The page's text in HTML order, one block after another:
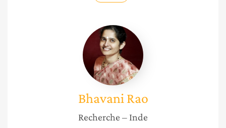
Bhavani
Rao
Bhavani Rao
Recherche – Inde